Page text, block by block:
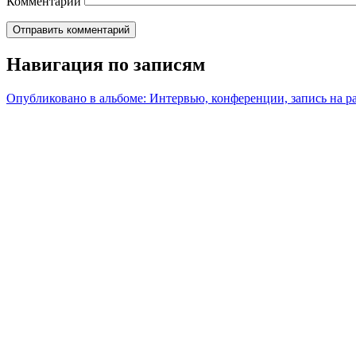
Навигация по записям
Опубликовано в альбоме: Интервью, конференции, запись на